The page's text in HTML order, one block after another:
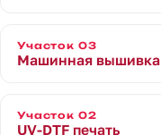
Участок 03
Машинная вышивка
Участок 02
UV-DTF печать